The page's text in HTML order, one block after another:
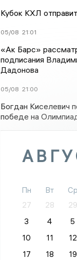
Кубок КХЛ
05/08 21:01
«Ак Барс»
подписания
Дадонова
05/08 21:00
Богдан Киселевич
победе на
Пн Вт Ср
27
28 29
3
4 5
10
11 12
17
18 19